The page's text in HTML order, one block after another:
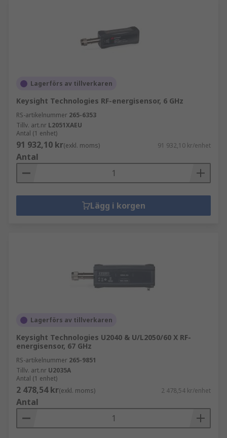
Lagerförs av tillverkaren
Keysight Technologies RF-energisensor, 6 GHz
RS-artikelnummer 265-6353
Tillv. art.nr L2051XAEU
Antal (1 enhet)
91 932,10 kr(exkl. moms) 91 932,10 kr/enhet
Antal
Lägg i korgen
Lagerförs av tillverkaren
Keysight Technologies U2040 & U/L2050/60 X RF-
energisensor, 67 GHz
RS-artikelnummer 265-9851
Tillv. art.nr U2035A
Antal (1 enhet)
2 478,54 kr(exkl. moms) 2 478,54 kr/enhet
Antal